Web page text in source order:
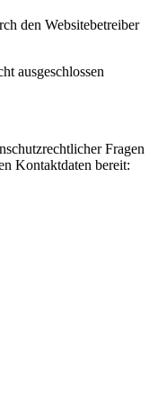
den Websitebetreiber
ausgeschlossen
Fragen
Kontaktdaten bereit: